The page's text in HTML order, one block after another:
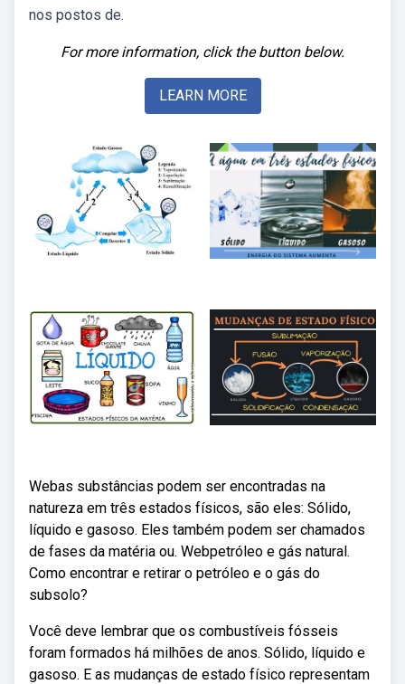
nos postos de.
For more information, click the button below.
LEARN MORE
Webas substâncias podem ser encontradas na
natureza em três estados físicos, são eles: Sólido,
líquido e gasoso. Eles também podem ser chamados
de fases da matéria ou. Webpetróleo e gás natural.
Como encontrar e retirar o petróleo e o gás do
subsolo?
Você deve lembrar que os combustíveis fósseis
foram formados há milhões de anos. Sólido, líquido e
gasoso. E as mudanças de estado físico representam